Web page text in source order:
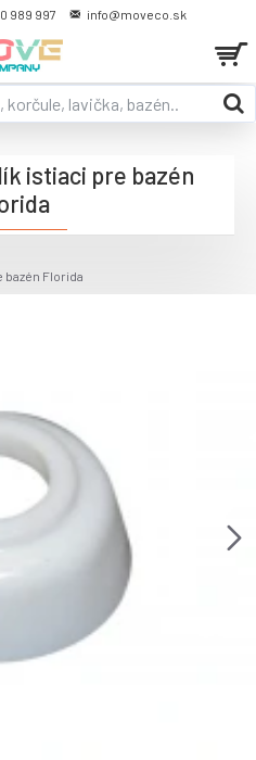
989 997 info@moveco.sk
bazén Florida
istiaci pre bazén